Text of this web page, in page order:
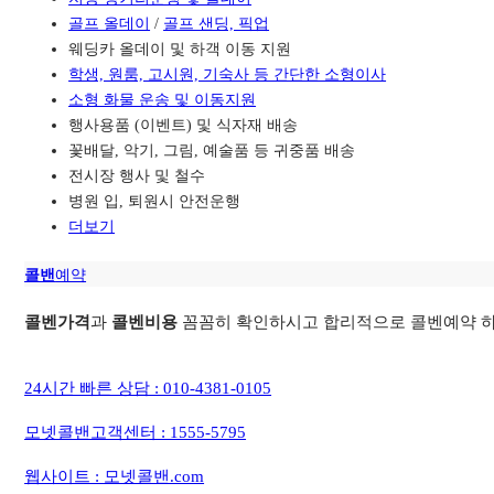
골프 올데이 / 골프 샌딩, 픽업
웨딩카 올데이 및 하객 이동 지원
학생, 원룸, 고시원, 기숙사 등 간단한 소형이사
소형 화물 운송 및 이동지원
행사용품 (이벤트) 및 식자재 배송
꽃배달, 악기, 그림, 예술품 등 귀중품 배송
전시장 행사 및 철수
병원 입, 퇴원시 안전운행
더보기
콜밴예약
콜벤가격과 콜벤비용 꼼꼼히 확인하시고 합리적으로 콜벤예약
24시간 빠른 상담 : 010-4381-0105
모넷콜밴고객센터 : 1555-5795
웹사이트 : 모넷콜밴.com